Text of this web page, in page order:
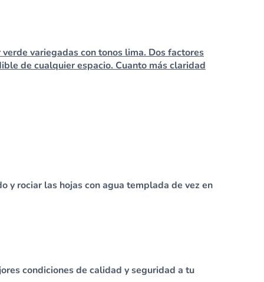
variegadas con tonos lima. Dos factores
de cualquier espacio. Cuanto más claridad
y rociar las hojas con agua templada de vez en
condiciones de calidad y seguridad a tu